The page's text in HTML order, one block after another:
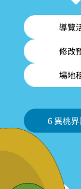
導覽
修改
場地
6 異桃